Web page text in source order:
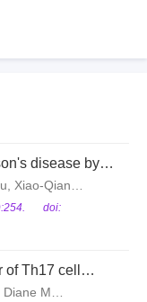
disease by
Xiao-Qian
Wen-Zhen
Tian, Yan
doi:
Th17 cell
autoimmune
M